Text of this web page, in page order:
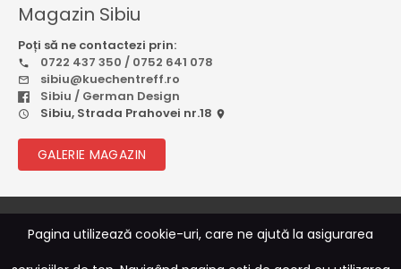
Pagina utilizează cookie-uri, care ne ajută la asigurarea
Magazin Sibiu
Poți să ne contactezi prin:
0722 437 350 / 0752 641 078
sibiu@kuechentreff.ro
Sibiu / German Design
Sibiu, Strada Prahovei nr.18
GALERIE MAGAZIN
© 2026Rebootcode Soft